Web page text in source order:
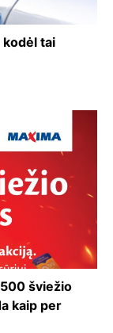
tai
šviežio
kaip per